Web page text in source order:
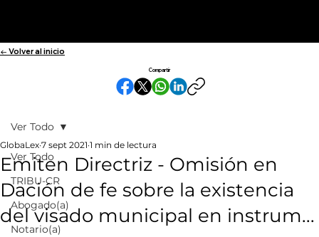
Ver Todo
TRIBU-CR
Abogado(a)
Notario(a)
Ver Todo
Emiten Directriz - Omisión en
Dación de fe sobre la existencia
del visado municipal en instrum...
GlobaLex 7 sept 2021 1 min de lectura
← Volver al inicio
Compartir